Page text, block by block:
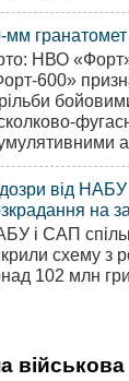
мм
НВО
600»
від НАБУ
на
і САП
схему з
102 млн
військова